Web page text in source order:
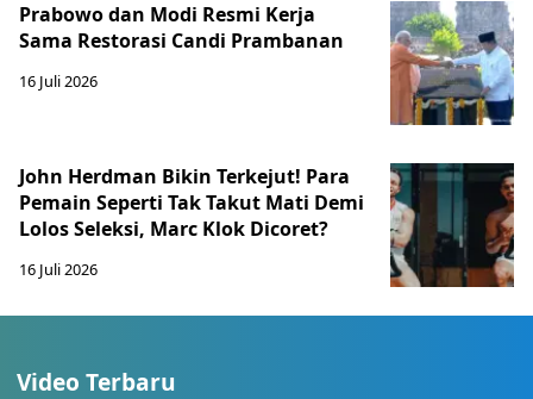
Prabowo dan Modi Resmi Kerja
Sama Restorasi Candi Prambanan
16 Juli 2026
John Herdman Bikin Terkejut! Para
Pemain Seperti Tak Takut Mati Demi
Lolos Seleksi, Marc Klok Dicoret?
16 Juli 2026
Video Terbaru